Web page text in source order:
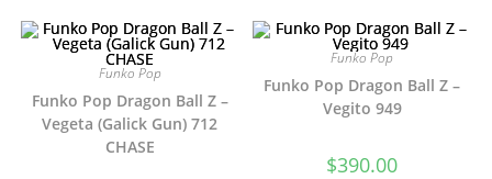
Funko Pop
Funko Pop Dragon Ball Z –
Vegeta (Galick Gun) 712
CHASE
Funko Pop
Funko Pop Dragon Ball Z –
Vegito 949
$390.00